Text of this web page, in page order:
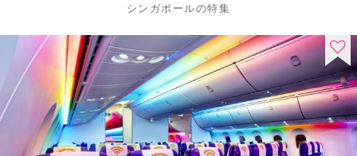
シンガポールの特集